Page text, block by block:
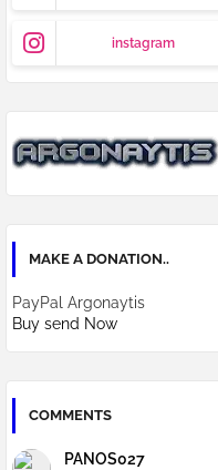
instagram
MAKE A DONATION..
PayPal Argonaytis
Buy send Now
COMMENTS
PANOS027